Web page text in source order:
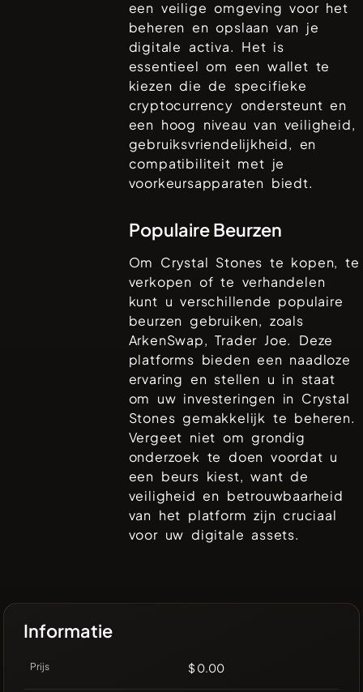
een veilige omgeving voor het
beheren en opslaan van je
digitale activa. Het is
essentieel om een wallet te
kiezen die de specifieke
cryptocurrency ondersteunt en
een hoog niveau van veiligheid,
gebruiksvriendelijkheid, en
compatibiliteit met je
voorkeursapparaten biedt.
Populaire Beurzen
Om Crystal Stones te kopen, te
verkopen of te verhandelen
kunt u verschillende populaire
beurzen gebruiken, zoals
ArkenSwap, Trader Joe. Deze
platforms bieden een naadloze
ervaring en stellen u in staat
om uw investeringen in Crystal
Stones gemakkelijk te beheren.
Vergeet niet om grondig
onderzoek te doen voordat u
een beurs kiest, want de
veiligheid en betrouwbaarheid
van het platform zijn cruciaal
voor uw digitale assets.
Informatie
Prijs $ 0.00